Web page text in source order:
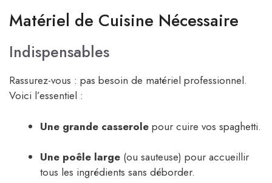
Matériel de Cuisine Nécessaire
Indispensables
Rassurez-vous : pas besoin de matériel professionnel.
Voici l’essentiel :
Une grande casserole pour cuire vos spaghetti.
Une poêle large (ou sauteuse) pour accueillir
tous les ingrédients sans déborder.